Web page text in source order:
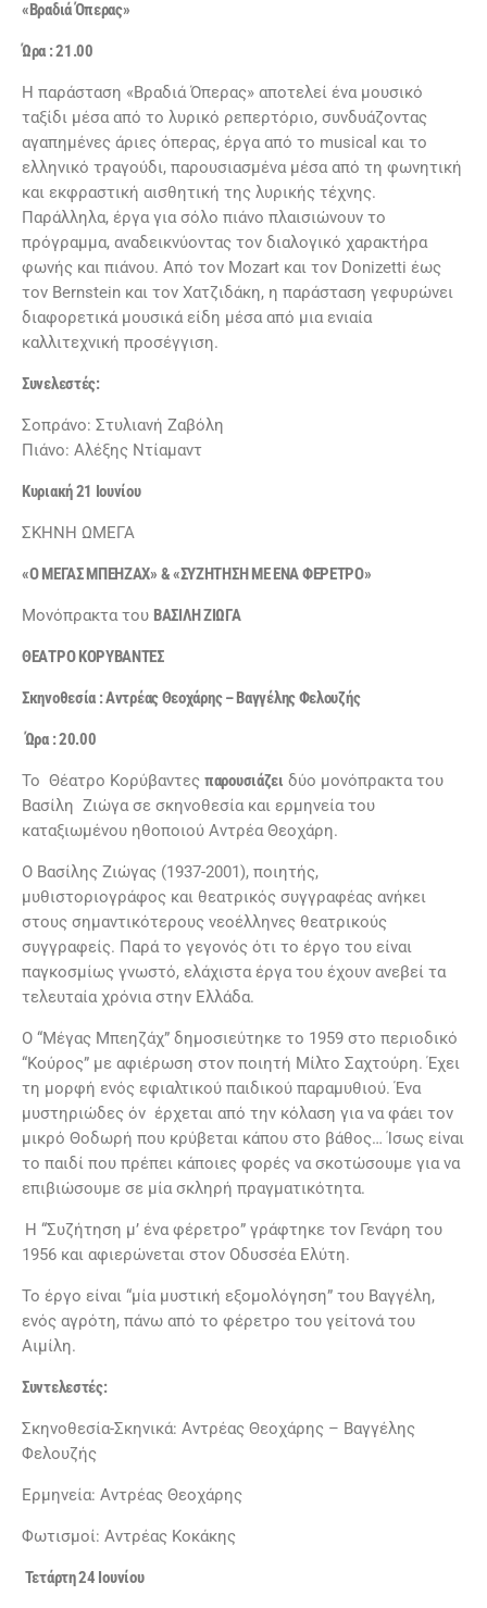
«Βραδιά Όπερας»
Ώρα : 21.00
Η παράσταση «Βραδιά Όπερας» αποτελεί ένα μουσικό
ταξίδι μέσα από το λυρικό ρεπερτόριο, συνδυάζοντας
αγαπημένες άριες όπερας, έργα από το musical και το
ελληνικό τραγούδι, παρουσιασμένα μέσα από τη φωνητική
και εκφραστική αισθητική της λυρικής τέχνης.
Παράλληλα, έργα για σόλο πιάνο πλαισιώνουν το
πρόγραμμα, αναδεικνύοντας τον διαλογικό χαρακτήρα
φωνής και πιάνου. Από τον Mozart και τον Donizetti έως
τον Bernstein και τον Χατζιδάκη, η παράσταση γεφυρώνει
διαφορετικά μουσικά είδη μέσα από μια ενιαία
καλλιτεχνική προσέγγιση.
Συνελεστές:
Σοπράνο: Στυλιανή Ζαβόλη
Πιάνο: Αλέξης Ντίαμαντ
Κυριακή 21 Ιουνίου
ΣΚΗΝΗ ΩΜΕΓΑ
«Ο ΜΕΓΑΣ ΜΠΕΗΖΑΧ» & «ΣΥΖΗΤΗΣΗ ΜΕ ΕΝΑ ΦΕΡΕΤΡΟ»
Μονόπρακτα του ΒΑΣΙΛΗ ΖΙΩΓΑ
ΘΕΑΤΡΟ ΚΟΡΥΒΑΝΤΕΣ
Σκηνοθεσία : Αντρέας Θεοχάρης – Βαγγέλης Φελουζής
Ώρα : 20.00
To Θέατρο Κορύβαντες παρουσιάζει δύο μονόπρακτα του
Βασίλη Ζιώγα σε σκηνοθεσία και ερμηνεία του
καταξιωμένου ηθοποιού Αντρέα Θεοχάρη.
Ο Βασίλης Ζιώγας (1937-2001), ποιητής,
μυθιστοριογράφος και θεατρικός συγγραφέας ανήκει
στους σημαντικότερους νεοέλληνες θεατρικούς
συγγραφείς. Παρά το γεγονός ότι το έργο του είναι
παγκοσμίως γνωστό, ελάχιστα έργα του έχουν ανεβεί τα
τελευταία χρόνια στην Ελλάδα.
Ο “Μέγας Μπεηζάχ” δημοσιεύτηκε το 1959 στο περιοδικό
“Κούρος” με αφιέρωση στον ποιητή Μίλτο Σαχτούρη. Έχει
τη μορφή ενός εφιαλτικού παιδικού παραμυθιού. Ένα
μυστηριώδες όν έρχεται από την κόλαση για να φάει τον
μικρό Θοδωρή που κρύβεται κάπου στο βάθος… Ίσως είναι
το παιδί που πρέπει κάποιες φορές να σκοτώσουμε για να
επιβιώσουμε σε μία σκληρή πραγματικότητα.
Η “Συζήτηση μ’ ένα φέρετρο” γράφτηκε τον Γενάρη του
1956 και αφιερώνεται στον Οδυσσέα Ελύτη.
Το έργο είναι “μία μυστική εξομολόγηση” του Βαγγέλη,
ενός αγρότη, πάνω από το φέρετρο του γείτονά του
Αιμίλη.
Συντελεστές:
Σκηνοθεσία-Σκηνικά: Αντρέας Θεοχάρης – Βαγγέλης
Φελουζής
Ερμηνεία: Αντρέας Θεοχάρης
Φωτισμοί: Αντρέας Κοκάκης
Τετάρτη 24 Ιουνίου